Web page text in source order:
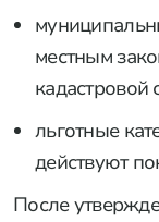
местным
кадастровой
льготные
действуют
После